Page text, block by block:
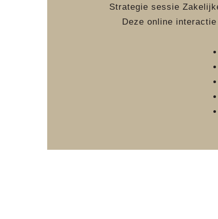
Strategie sessie
Deze online